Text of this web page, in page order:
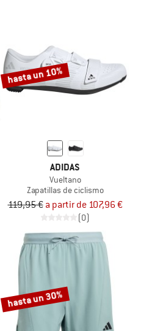
hasta un 10%
ADIDAS
Vueltano
Zapatillas de ciclismo
119,95 € a partir de 107,96 €
(0)
hasta un 30%